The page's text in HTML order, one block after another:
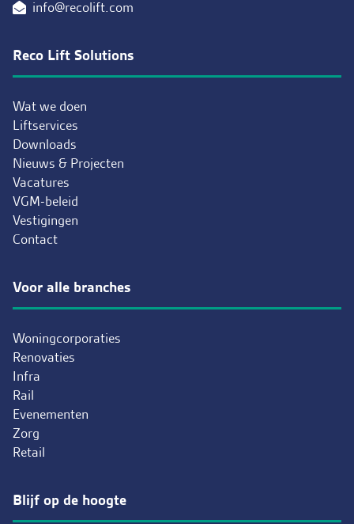
info@recolift.com
Reco Lift Solutions
Wat we doen
Liftservices
Downloads
Nieuws & Projecten
Vacatures
VGM-beleid
Vestigingen
Contact
Voor alle branches
Woningcorporaties
Renovaties
Infra
Rail
Evenementen
Zorg
Retail
Blijf op de hoogte